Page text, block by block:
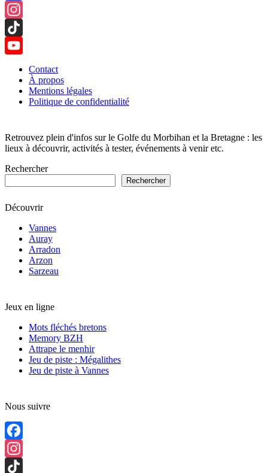
Facebook
Instagram
TikTok
Channel
Contact
À propos
Mentions légales
Politique de confidentialité
Retrouvez plein d'infos sur le Golfe du Morbihan et la Bretagne : les
lieux à découvrir, activités à tester, événements à venir etc.
Rechercher
Rechercher
Découvrir
Vannes
Auray
Arradon
Arzon
Sarzeau
Jeux en ligne
Mots fléchés bretons
Memory BZH
Attrape le menhir
Jeu de piste : Mégalithes
Jeu de piste à Vannes
Nous suivre
Facebook
Instagram